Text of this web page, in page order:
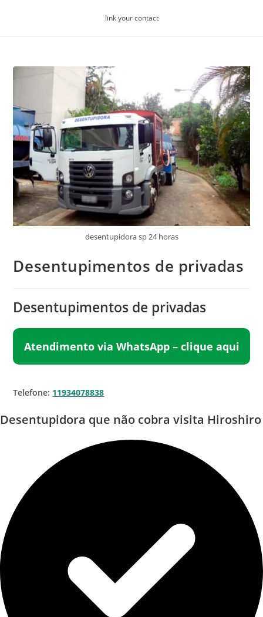
link your contact
desentupidora sp 24 horas
Desentupimentos de privadas
Desentupimentos de privadas
Atendimento via WhatsApp – clique aqui
Telefone: 11934078838
Desentupidora que não cobra visita Hiroshiro